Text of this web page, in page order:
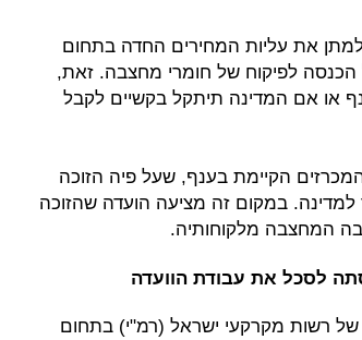
את עליות המחירים החדה בתחום
הכנסה לפיקוח של חומרי מחצבה. זאת,
או אם המדינה תיתקל בקשיים לקבל
הקיימת בענף, שעל פיה הזוכה
במקום זה מציעה הועדה שהזוכה
המחצבה מלקוחותיה.
לסכל את עבודת הוועדה
של רשות מקרקעי ישראל (רמ"י) בתחום